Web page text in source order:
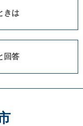
きは
回答